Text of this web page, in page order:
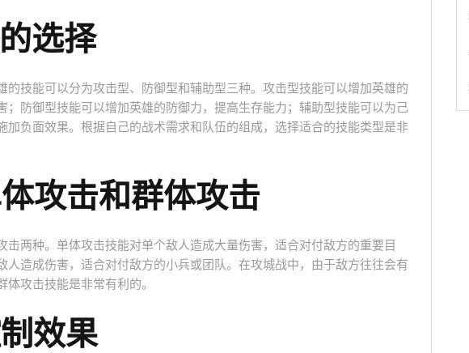
选择
的技能可以分为攻击型、防御型和辅助型三种。攻击型技能可以增加英雄的
；防御型技能可以增加英雄的防御力，提高生存能力；辅助型技能可以为己
加负面效果。根据自己的战术需求和队伍的组成，选择适合的技能类型是非
攻击和群体攻击
击两种。单体攻击技能对单个敌人造成大量伤害，适合对付敌方的重要目
人造成伤害，适合对付敌方的小兵或团队。在攻城战中，由于敌方往往会有
攻击技能是非常有利的。
效果